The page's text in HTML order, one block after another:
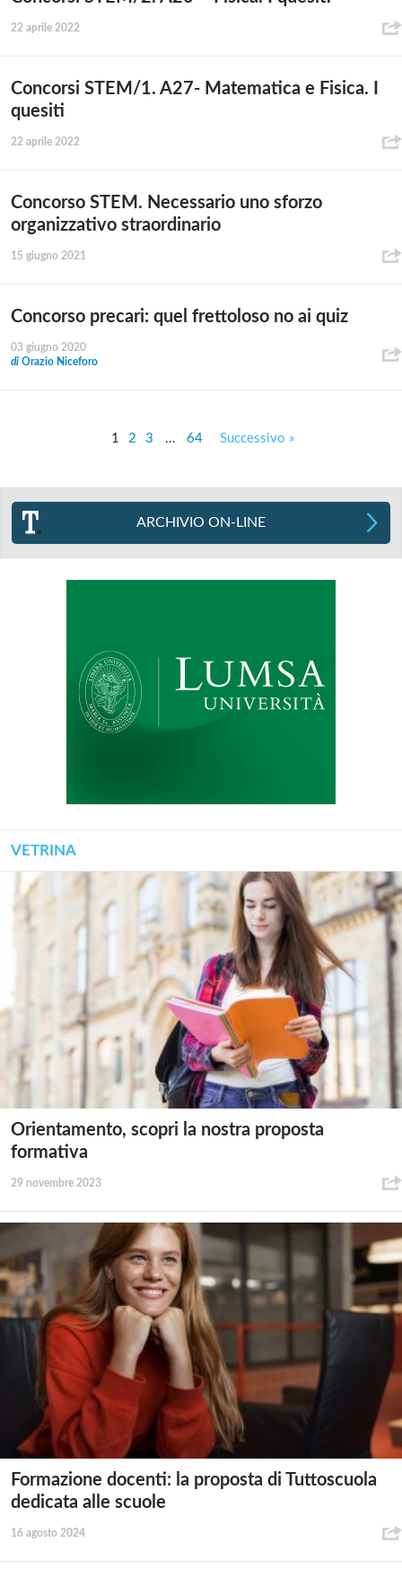
22 aprile 2022
Concorsi STEM/1. A27- Matematica e Fisica. I
quesiti
22 aprile 2022
Concorso STEM. Necessario uno sforzo
organizzativo straordinario
15 giugno 2021
Concorso precari: quel frettoloso no ai quiz
03 giugno 2020
di Orazio Niceforo
1 2 3 … 64 Successivo »
ARCHIVIO ON-LINE
VETRINA
Orientamento, scopri la nostra proposta
formativa
29 novembre 2023
Formazione docenti: la proposta di Tuttoscuola
dedicata alle scuole
16 agosto 2024